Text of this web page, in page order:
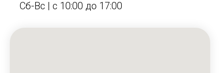
Сб-Вс | c 10:00 до 17:00